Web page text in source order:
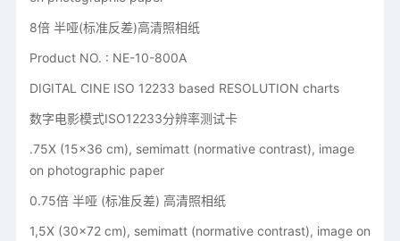
8倍 半哑(标准反差)高清照相纸
Product NO. : NE-10-800A
DIGITAL CINE ISO 12233 based RESOLUTION charts
数字电影模式ISO12233分辨率测试卡
.75X (15x36 cm), semimatt (normative contrast), image
on photographic paper
0.75倍 半哑 (标准反差) 高清照相纸
1,5X (30x72 cm), semimatt (normative contrast), image on